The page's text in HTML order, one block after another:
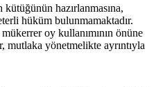
hazırlanmasına,
hüküm bulunmamaktadır.
oy kullanımının önüne
mutlaka yönetmelikte ayrıntıyla